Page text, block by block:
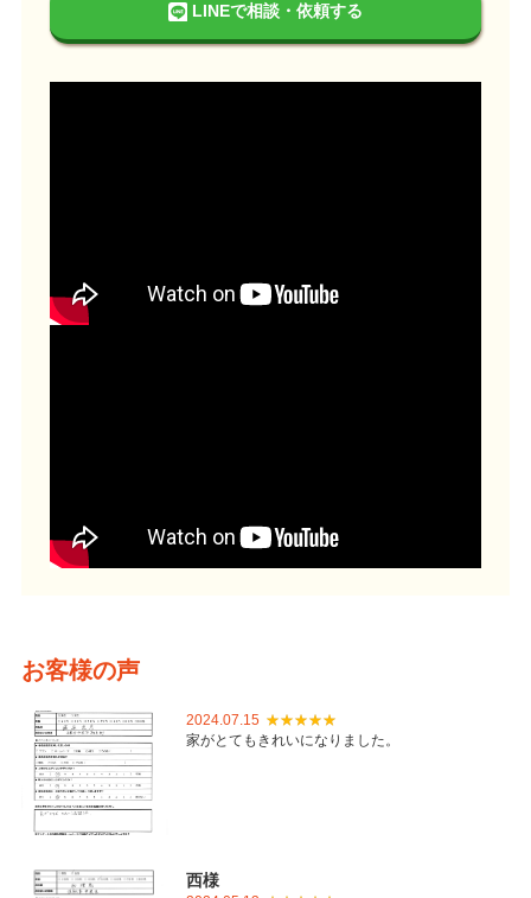
LINEで相談・依頼する
お客様の声
2024.07.15
家がとてもきれいになりました。
西様